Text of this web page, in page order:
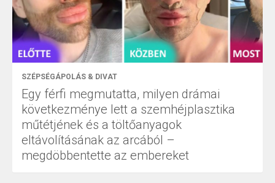
SZÉPSÉGÁPOLÁS & DIVAT
Egy férfi megmutatta, milyen drámai
következménye lett a szemhéjplasztika
műtétjének és a töltőanyagok
eltávolításának az arcából –
megdöbbentette az embereket